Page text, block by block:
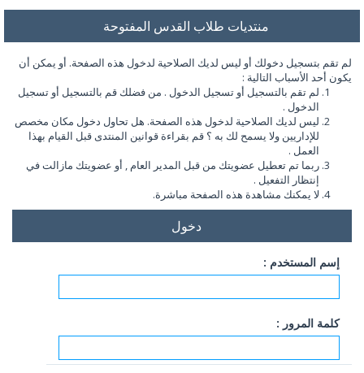
منتديات طلاب القدس المفتوحة
لم تقم بتسجيل دخولك أو ليس لديك الصلاحية لدخول هذه الصفحة. أو يمكن أن
يكون أحد الأسباب التالية :
لم تقم بالتسجيل أو تسجيل الدخول . من فضلك قم بالتسجيل أو تسجيل
الدخول .
ليس لديك الصلاحية لدخول هذه الصفحة. هل تحاول دخول مكان مخصص
للإداريين ولا يسمح لك به ؟ قم بقراءة قوانين المنتدى قبل القيام بهذا
العمل .
ربما تم تعطيل عضويتك من قبل المدير العام , أو عضويتك مازالت في
إنتظار التفعيل .
لا يمكنك مشاهدة هذه الصفحة مباشرة.
دخول
إسم المستخدم :
كلمة المرور :